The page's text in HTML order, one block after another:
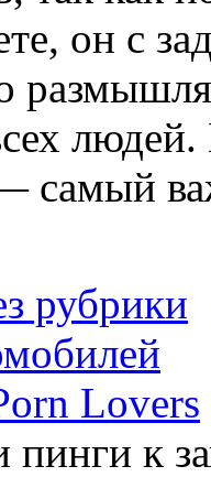
он с
самый
рубрики
Lovers
к